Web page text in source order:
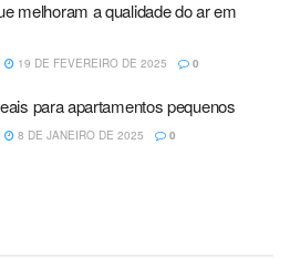
melhoram a qualidade do ar em
19 DE FEVEREIRO DE 2025 0
para apartamentos pequenos
8 DE JANEIRO DE 2025 0